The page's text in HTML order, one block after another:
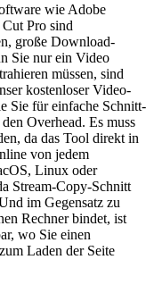
wie Adobe
Pro sind
große Download-
Sie nur ein Video
müssen, sind
kostenloser Video-
Sie für einfache Schnitt-
Overhead. Es muss
da das Tool direkt in
von jedem
Linux oder
Stream-Copy-Schnitt
im Gegensatz zu
Rechner bindet, ist
wo Sie einen
Laden der Seite